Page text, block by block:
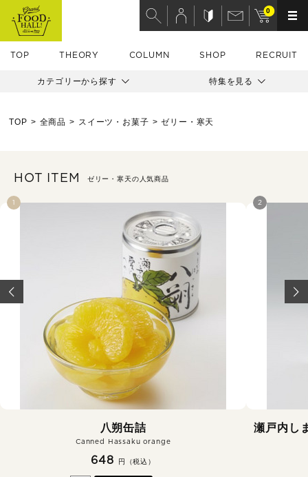
TOP THEORY COLUMN SHOP RECRUIT
0
カテゴリーから探す 特集を見る
TOP 全商品 スイーツ・お菓子 ゼリー・寒天
HOT ITEM ゼリー・寒天の人気商品
1
八朔缶詰
Canned Hassaku orange
648 円（税込）
2
瀬戸内し